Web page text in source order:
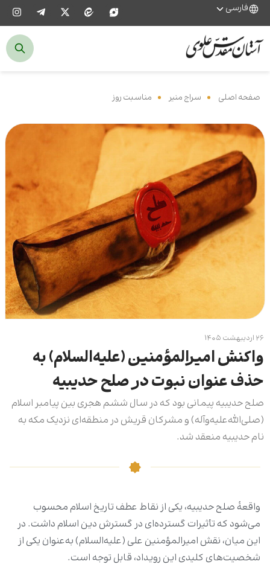
فارسی
صفحه اصلی سراج منیر مناسبت روز
۲۶ اردیبهشت ۱۴۰۵
واکنش امیرالمؤمنین (علیه‌السلام) به
حذف عنوان نبوت در صلح حدیبیه
صلح حدیبیه پیمانی بود که در سال ششم هجری بین پیامبر اسلام
(صلی‌الله‌علیه‌و‌آله‌) و مشرکان قریش در منطقه‌ای نزدیک مکه به
نام حدیبیه منعقد شد.
واقعۀ صلح حدیبیه، یکی از نقاط عطف تاریخ اسلام محسوب
می‌شود که تأثیرات گسترده‌ای در گسترش دین اسلام داشت. در
این میان، نقش امیرالمؤمنین علی (علیه‌السلام) به‌عنوان یکی از
شخصیت‌های کلیدی این رویداد، قابل توجه است.